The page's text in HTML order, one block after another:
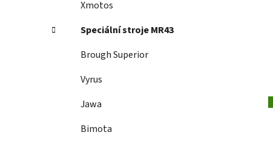
Xmotos
Speciální stroje MR43
Brough Superior
Vyrus
Jawa
Bimota